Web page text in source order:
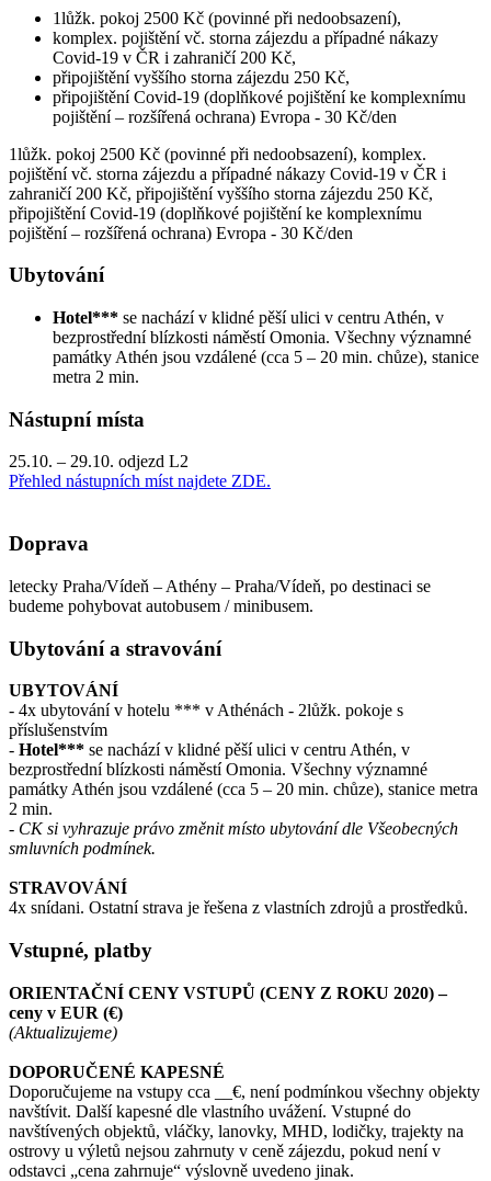
1lůžk. pokoj 2500 Kč (povinné při nedoobsazení),
komplex. pojištění vč. storna zájezdu a případné nákazy
Covid-19 v ČR i zahraničí 200 Kč,
připojištění vyššího storna zájezdu 250 Kč,
připojištění Covid-19 (doplňkové pojištění ke komplexnímu
pojištění – rozšířená ochrana) Evropa - 30 Kč/den
1lůžk. pokoj 2500 Kč (povinné při nedoobsazení), komplex.
pojištění vč. storna zájezdu a případné nákazy Covid-19 v ČR i
zahraničí 200 Kč, připojištění vyššího storna zájezdu 250 Kč,
připojištění Covid-19 (doplňkové pojištění ke komplexnímu
pojištění – rozšířená ochrana) Evropa - 30 Kč/den
Ubytování
Hotel*** se nachází v klidné pěší ulici v centru Athén, v
bezprostřední blízkosti náměstí Omonia. Všechny významné
památky Athén jsou vzdálené (cca 5 – 20 min. chůze), stanice
metra 2 min.
Nástupní místa
25.10. – 29.10. odjezd L2
Přehled nástupních míst najdete ZDE.
Doprava
letecky Praha/Vídeň – Athény – Praha/Vídeň, po destinaci se
budeme pohybovat autobusem / minibusem.
Ubytování a stravování
UBYTOVÁNÍ
- 4x ubytování v hotelu *** v Athénách - 2lůžk. pokoje s
příslušenstvím
- Hotel*** se nachází v klidné pěší ulici v centru Athén, v
bezprostřední blízkosti náměstí Omonia. Všechny významné
památky Athén jsou vzdálené (cca 5 – 20 min. chůze), stanice metra
2 min.
- CK si vyhrazuje právo změnit místo ubytování dle Všeobecných
smluvních podmínek.
STRAVOVÁNÍ
4x snídani. Ostatní strava je řešena z vlastních zdrojů a prostředků.
Vstupné, platby
ORIENTAČNÍ CENY VSTUPŮ (CENY Z ROKU 2020) –
ceny v EUR (€)
(Aktualizujeme)
DOPORUČENÉ KAPESNÉ
Doporučujeme na vstupy cca __€, není podmínkou všechny objekty
navštívit. Další kapesné dle vlastního uvážení. Vstupné do
navštívených objektů, vláčky, lanovky, MHD, lodičky, trajekty na
ostrovy u výletů nejsou zahrnuty v ceně zájezdu, pokud není v
odstavci „cena zahrnuje“ výslovně uvedeno jinak.